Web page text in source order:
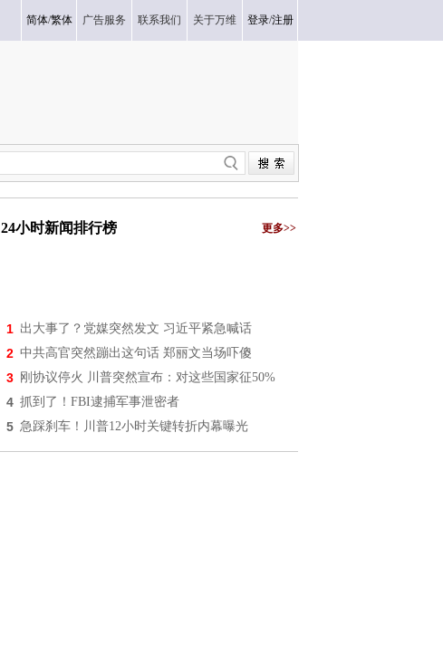
简体/繁体 广告服务 联系我们 关于万维 登录/注册
24小时新闻排行榜 更多>>
1 出大事了？党媒突然发文 习近平紧急喊话
2 中共高官突然蹦出这句话 郑丽文当场吓傻
3 刚协议停火 川普突然宣布：对这些国家征50%
4 抓到了！FBI逮捕军事泄密者
5 急踩刹车！川普12小时关键转折内幕曝光